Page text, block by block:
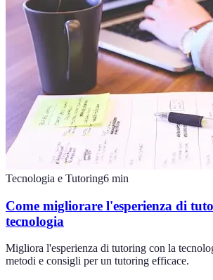
Tecnologia e Tutoring6 min
Come migliorare l'esperienza di
tecnologia
Migliora l'esperienza di tutoring con la
metodi e consigli per un tutoring efficace.